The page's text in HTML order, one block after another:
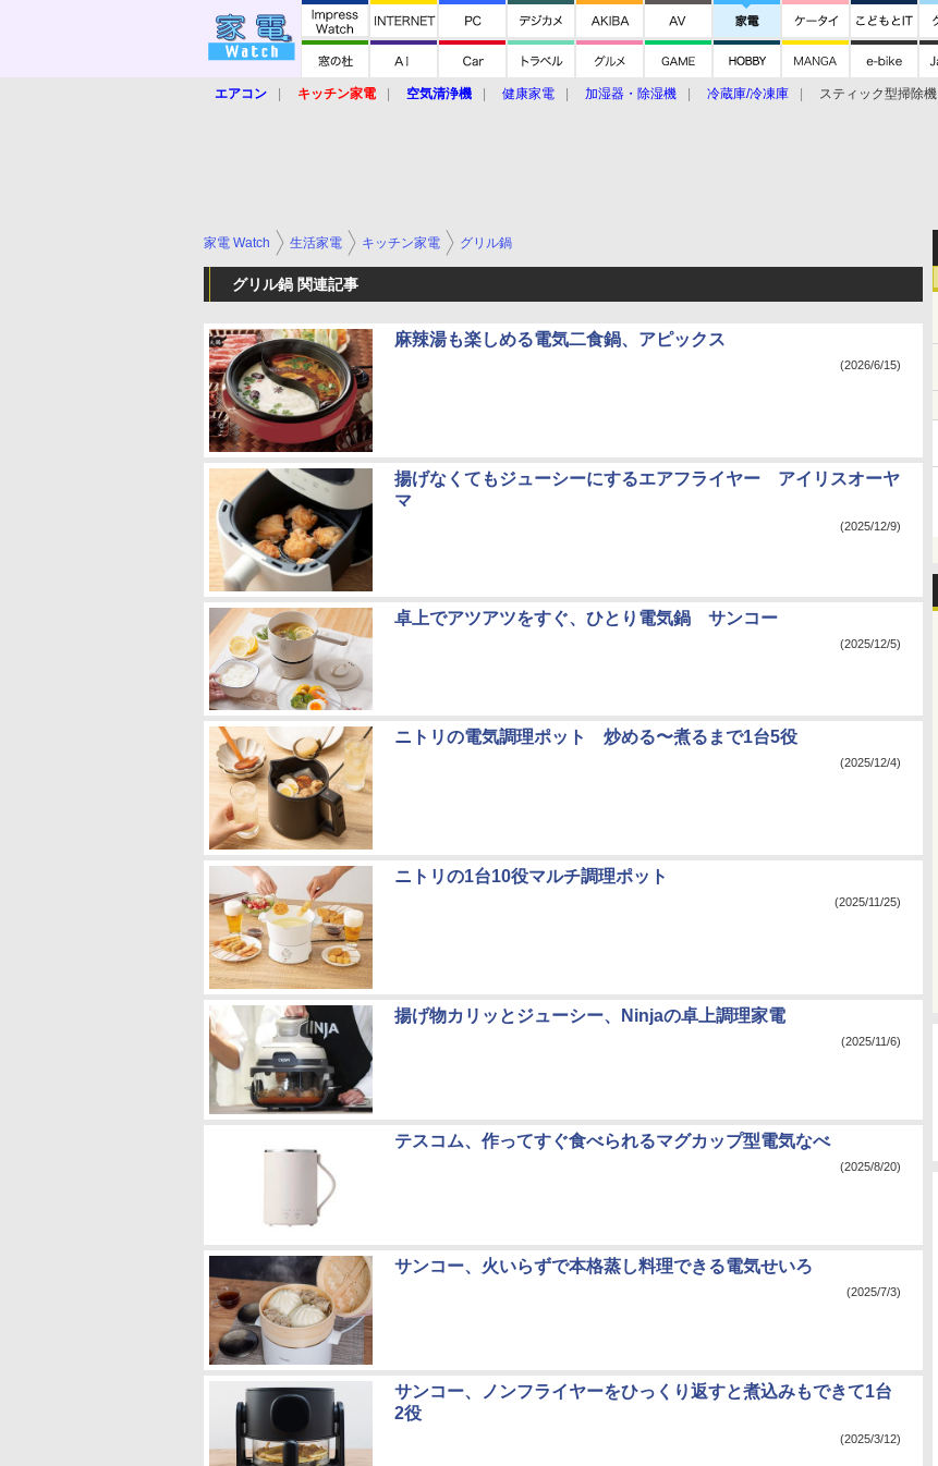
エアコン キッチン家電 空気清浄機 健康家電 加湿器・除湿機 冷蔵庫/冷凍庫 スティック型掃除機
家電 Watch 生活家電 キッチン家電 グリル鍋
グリル鍋 関連記事
麻辣湯も楽しめる電気二食鍋、アピックス
(2026/6/15)
揚げなくてもジューシーにするエアフライヤー アイリスオーヤ
マ
(2025/12/9)
卓上でアツアツをすぐ、ひとり電気鍋 サンコー
(2025/12/5)
ニトリの電気調理ポット 炒める〜煮るまで1台5役
(2025/12/4)
ニトリの1台10役マルチ調理ポット
(2025/11/25)
揚げ物カリッとジューシー、Ninjaの卓上調理家電
(2025/11/6)
テスコム、作ってすぐ食べられるマグカップ型電気なべ
(2025/8/20)
サンコー、火いらずで本格蒸し料理できる電気せいろ
(2025/7/3)
サンコー、ノンフライヤーをひっくり返すと煮込みもできて1台
2役
(2025/3/12)